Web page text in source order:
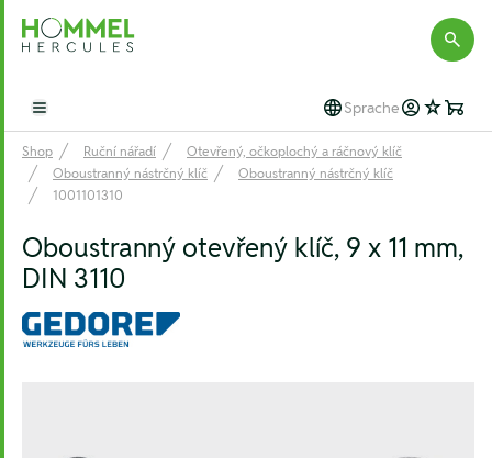
Hommel Hercules
Open main menu Sprache
Shop Ruční nářadí
Otevřený, očkoplochý a ráčnový klíč
Oboustranný nástrčný klíč
Oboustranný nástrčný klíč
1001101310
Oboustranný otevřený klíč, 9 x 11 mm,
DIN 3110